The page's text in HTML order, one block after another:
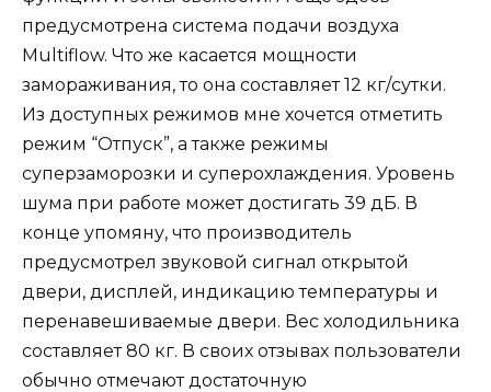
предусмотрена система подачи воздуха
Multiflow. Что же касается мощности
замораживания, то она составляет 12 кг/сутки.
Из доступных режимов мне хочется отметить
режим “Отпуск”, а также режимы
суперзаморозки и суперохлаждения. Уровень
шума при работе может достигать 39 дБ. В
конце упомяну, что производитель
предусмотрел звуковой сигнал открытой
двери, дисплей, индикацию температуры и
перенавешиваемые двери. Вес холодильника
составляет 80 кг. В своих отзывах пользователи
обычно отмечают достаточную